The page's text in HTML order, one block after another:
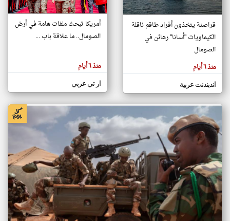
تغيير الدولة
اخبار الصومال على مدار الساعة
أهم اخبار الصومال العاجلة والمباشرة
المقالات
هنا عن
وجهة
كاتبيها.
قراصنة يتخذون أفراد طاقم ناقلة
الكيماويات "أسانا" رهائن في
الصومال
منذ ٦ أيام
اندبندنت عربية
أمريكا تبحث ملفات هامة في أرض
الصومال.. ما علاقة باب ...
منذ ٦ أيام
ار تي عربي
klyoum.com